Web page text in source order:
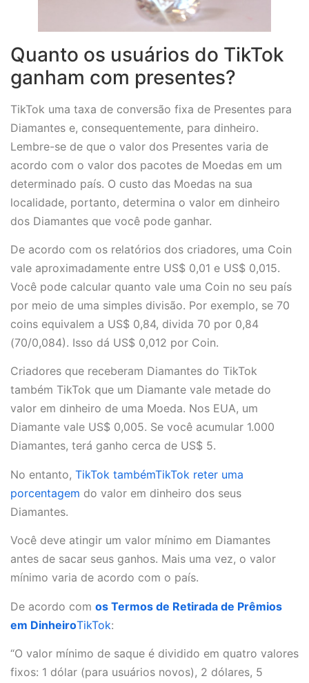
Quanto os usuários do TikTok
ganham com presentes?
TikTok uma taxa de conversão fixa de Presentes para
Diamantes e, consequentemente, para dinheiro.
Lembre-se de que o valor dos Presentes varia de
acordo com o valor dos pacotes de Moedas em um
determinado país. O custo das Moedas na sua
localidade, portanto, determina o valor em dinheiro
dos Diamantes que você pode ganhar.
De acordo com os relatórios dos criadores, uma Coin
vale aproximadamente entre US$ 0,01 e US$ 0,015.
Você pode calcular quanto vale uma Coin no seu país
por meio de uma simples divisão. Por exemplo, se 70
coins equivalem a US$ 0,84, divida 70 por 0,84
(70/0,084). Isso dá US$ 0,012 por Coin.
Criadores que receberam Diamantes do TikTok
também TikTok que um Diamante vale metade do
valor em dinheiro de uma Moeda. Nos EUA, um
Diamante vale US$ 0,005. Se você acumular 1.000
Diamantes, terá ganho cerca de US$ 5.
No entanto, TikTok tambémTikTok reter uma
porcentagem do valor em dinheiro dos seus
Diamantes.
Você deve atingir um valor mínimo em Diamantes
antes de sacar seus ganhos. Mais uma vez, o valor
mínimo varia de acordo com o país.
De acordo com os Termos de Retirada de Prêmios
em DinheiroTikTok:
“O valor mínimo de saque é dividido em quatro valores
fixos: 1 dólar (para usuários novos), 2 dólares, 5